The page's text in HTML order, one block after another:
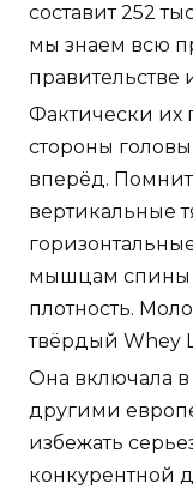
составит 252
мы знаем всю
правительстве
Фактически их
стороны
вперёд.
вертикальные
мышцам спины
плотность.
твёрдый Whey
Она включала в
другими
избежать
конкурентной